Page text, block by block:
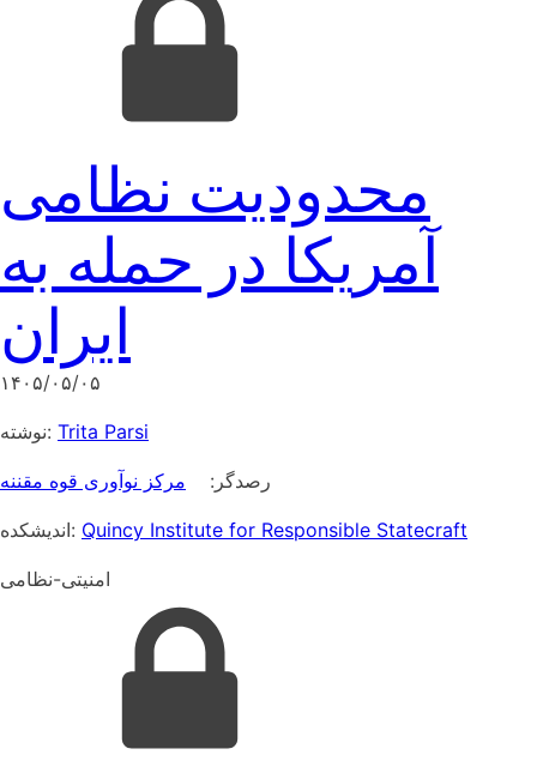
محدودیت نظامی
آمریکا در حمله به
ایران
۱۴۰۵/۰۵/۰۵
نوشته: Trita Parsi
رصدگر: مرکز نوآوری قوه مقننه
اندیشکده: Quincy Institute for Responsible Statecraft
امنیتی-نظامی